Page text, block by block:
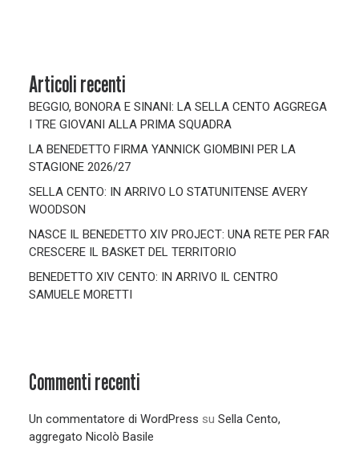
Articoli recenti
BEGGIO, BONORA E SINANI: LA SELLA CENTO AGGREGA
I TRE GIOVANI ALLA PRIMA SQUADRA
LA BENEDETTO FIRMA YANNICK GIOMBINI PER LA
STAGIONE 2026/27
SELLA CENTO: IN ARRIVO LO STATUNITENSE AVERY
WOODSON
NASCE IL BENEDETTO XIV PROJECT: UNA RETE PER FAR
CRESCERE IL BASKET DEL TERRITORIO
BENEDETTO XIV CENTO: IN ARRIVO IL CENTRO
SAMUELE MORETTI
Commenti recenti
Un commentatore di WordPress su Sella Cento,
aggregato Nicolò Basile